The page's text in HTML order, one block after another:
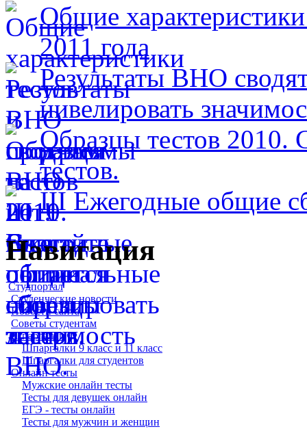
Общие
2011 года
Результаты ВНО
нивелировать
Образцы тестов 2010.
тестов.
ІІІ Ежегодные общие
Навигация
Студпортал
Студенческие новости
Новости сайта
Советы студентам
Шпаргалки
Шпаргалки 9 класс и 11 класс
Шпаргалки для студентов
Онлайн тесты
Мужские онлайн тесты
Тесты для девушек онлайн
ЕГЭ - тесты онлайн
Тесты для мужчин и женщин